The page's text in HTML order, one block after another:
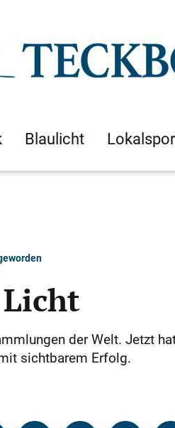
Blaulicht
der Welt. Jetzt
sichtbarem Erfolg.